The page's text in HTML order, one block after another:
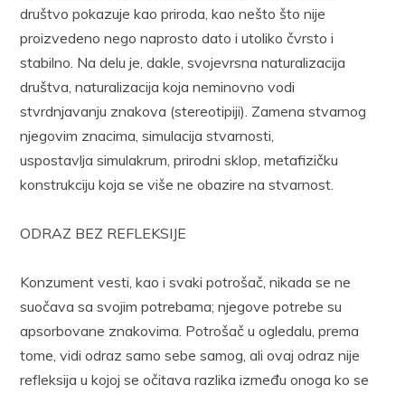
društvo pokazuje kao priroda, kao nešto što nije
proizvedeno nego naprosto dato i utoliko čvrsto i
stabilno. Na delu je, dakle, svojevrsna naturalizacija
društva, naturalizacija koja neminovno vodi
stvrdnjavanju znakova (stereotipiji). Zamena stvarnog
njegovim znacima, simulacija stvarnosti,
uspostavlja simulakrum, prirodni sklop, metafizičku
konstrukciju koja se više ne obazire na stvarnost.
ODRAZ BEZ REFLEKSIJE
Konzument vesti, kao i svaki potrošač, nikada se ne
suočava sa svojim potrebama; njegove potrebe su
apsorbovane znakovima. Potrošač u ogledalu, prema
tome, vidi odraz samo sebe samog, ali ovaj odraz nije
refleksija u kojoj se očitava razlika između onoga ko se